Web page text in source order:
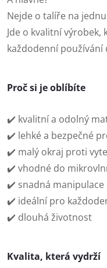
Nejde o talíře na
Jde o kvalitní
každodenní používání
Proč si je oblíbíte
✔️ kvalitní a odolný
✔️ lehké a bezpečné
✔️ malý okraj proti
✔️ vhodné do
✔️ snadná manipulace
✔️ ideální pro
✔️ dlouhá životnost
Kvalita, která vydrží